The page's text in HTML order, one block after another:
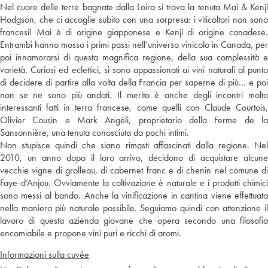
Nel cuore delle terre bagnate dalla Loira si trova la tenuta Mai & Kenji
Hodgson, che ci accoglie subito con una sorpresa: i viticoltori non sono
francesi! Mai è di origine giapponese e Kenji di origine canadese.
Entrambi hanno mosso i primi passi nell’universo vinicolo in Canada, per
poi innamorarsi di questa magnifica regione, della sua complessità e
varietà. Curiosi ed eclettici, si sono appassionati ai vini naturali al punto
di decidere di partire alla volta della Francia per saperne di più… e poi
non se ne sono più andati. Il merito è anche degli incontri molto
interessanti fatti in terra francese, come quelli con Claude Courtois,
Olivier Cousin e Mark Angéli, proprietario della Ferme de la
Sansonnière, una tenuta conosciuta da pochi intimi.
Non stupisce quindi che siano rimasti affascinati dalla regione. Nel
2010, un anno dopo il loro arrivo, decidono di acquistare alcune
vecchie vigne di grolleau, di cabernet franc e di chenin nel comune di
Faye-d’Anjou. Ovviamente la coltivazione è naturale e i prodotti chimici
sono messi al bando. Anche la vinificazione in cantina viene effettuata
nella maniera più naturale possibile. Seguiamo quindi con attenzione il
lavoro di questa azienda giovane che opera secondo una filosofia
encomiabile e propone vini puri e ricchi di aromi.
Informazioni sulla cuvée